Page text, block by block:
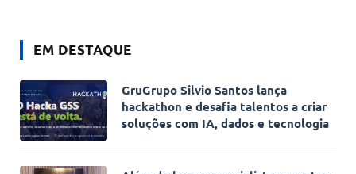
EM DESTAQUE
GruGrupo Silvio Santos lança
hackathon e desafia talentos a criar
soluções com IA, dados e tecnologia